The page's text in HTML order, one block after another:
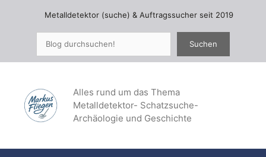
springen
Metalldetektor (suche) & Auftragssucher seit 2019
Suchen
Alles rund um das Thema
Metalldetektor- Schatzsuche-
Archäologie und Geschichte